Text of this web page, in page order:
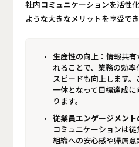
社内コミュニケーションを活性
ような大きなメリットを享受でき
生産性の向上：情報共有
れることで、業務の効
スピードも向上します
一体となって目標達成
ります。
従業員エンゲージメント
コミュニケーションは従
組織への安心感や帰属